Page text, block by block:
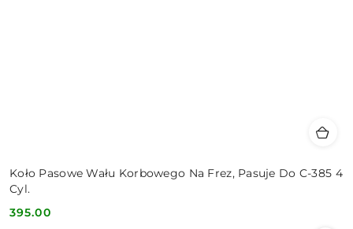
Koło Pasowe Wału Korbowego Na Frez, Pasuje Do C-385 4
Cyl.
Cena:
395.00